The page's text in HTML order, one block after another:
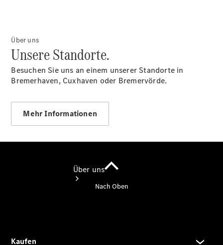
Rundum entspannt
zur Plakette.
Über uns
Über uns
Unsere Standorte.
Besuchen Sie uns an einem unserer Standorte in
Bremerhaven, Cuxhaven oder Bremervörde.
Mehr Informationen